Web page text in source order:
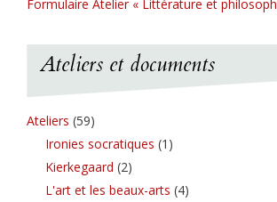
Formulaire Atelier « Littérature et
Ateliers et documents
Ateliers (59)
Ironies socratiques (1)
Kierkegaard (2)
L'art et les beaux-arts (4)